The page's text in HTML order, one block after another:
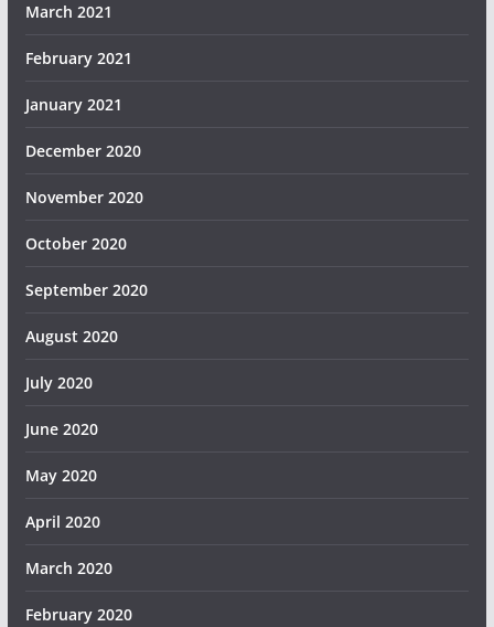
March 2021
February 2021
January 2021
December 2020
November 2020
October 2020
September 2020
August 2020
July 2020
June 2020
May 2020
April 2020
March 2020
February 2020